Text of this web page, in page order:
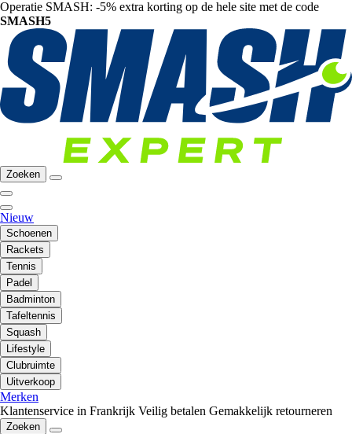
Operatie SMASH: -5% extra korting op de hele site met de code
SMASH5
Zoeken
Nieuw
Schoenen
Rackets
Tennis
Padel
Badminton
Tafeltennis
Squash
Lifestyle
Clubruimte
Uitverkoop
Merken
Klantenservice in Frankrijk Veilig betalen Gemakkelijk retourneren
Zoeken